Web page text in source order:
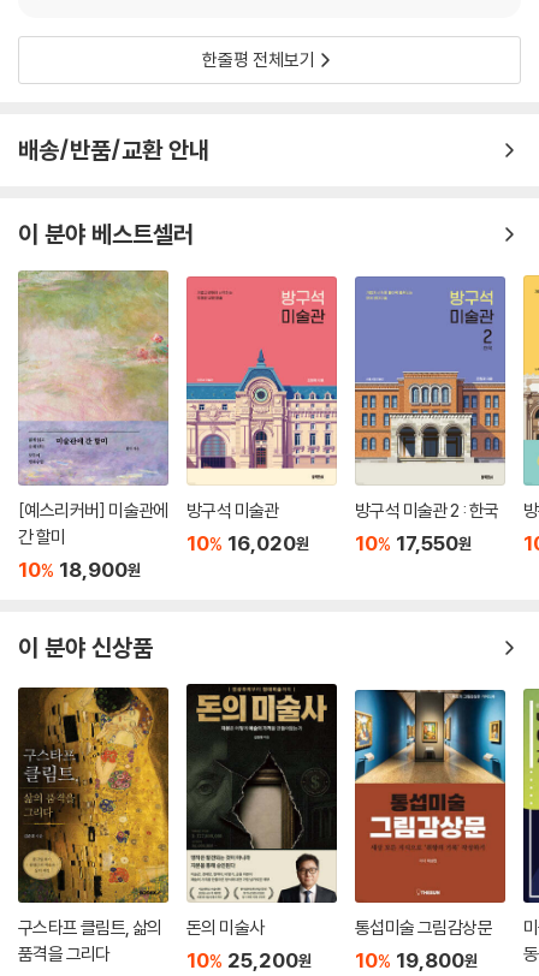
옛 그림 감상의 해상도를 높이는 ‘나무 읽기’
도까지 느낄 수 있다면 감상은 얼마나 풍성해질까. 나무가 친숙하지 않은
저자는 화폭의 나무에서 계절과 지역, 문화적 맥락을 포착해 화가가 전하
고 싶었던 감동의 순간을 끌어낸다. 보름달 아래 묵은 잎이 다 떨어진 나무
를 그려 가을밤 같던 그림(〈소림명월도〉)은 잎이 늦게 돋는 봄날의 상수리
나무 숲으로 새롭게 해석된다. 예쁜 꽃나무 아래 앳된 남녀의 만남까지만
보였던 그림(〈소년전홍〉)은 한여름 장마 직후 붉은 배롱나무꽃이 만발한
계절의 생기와 젊음으로 다가온다.
이뿐만이 아니다. 뜻밖에 유배지나 일본 등 특정 지역에서만 자라는 나무
를 발견해 화가의 극적인 삶을 유추하기도 하고, 동식물이 어우러지거나
나무가 이상한 형태로 변형된 그림에서 당대인들이 알아챘던 은유를 해독
정선의 앞뜰부터 금강산의 울창한 숲까지
그림으로 만나는 조선의 생태와 정원
조선 후기 사실주의 화풍이 담긴 그림과 꼼꼼한 기록화는 잃어버린 우리의
옛 자연을 시각적으로 확인할 수 있는 유일한 창이다. 여기에 그림에 묘사
된 나무의 사진과 나무학자의 수목 안내가 만나면 그 시절의 숲과 뜰이 비
로소 입체적으로 열린다.
버드나무와 오동나무가 운치를 더하고 머루 덩굴을 올린 정선의 자택(〈인
곡유거〉)과, 인왕산의 오색 단풍과 우람한 전나무 한 그루가 어우러진 별
장(〈청풍계〉)을 오가다 보면 선비들의 소박하면서 고아한 취향을 엿볼 수
한줄평 전체보기
배송/반품/교환 안내
이 분야 베스트셀러
[예스리커버] 미술관에
간 할미
10% 18,900원
방구석 미술관
10% 16,020원
방구석 미술관 2 : 한국
10% 17,550원
이 분야 신상품
구스타프 클림트, 삶의
품격을 그리다
돈의 미술사
10% 25,200원
통섭미술 그림감상문
10% 19,800원